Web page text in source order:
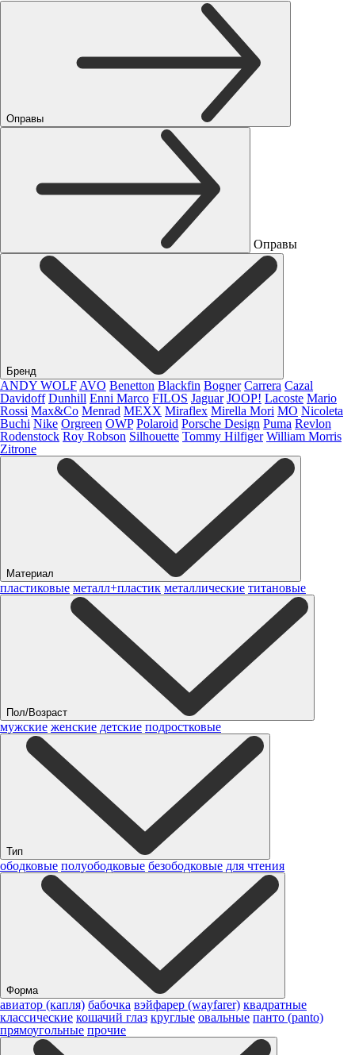
Оправы
Оправы
Бренд
ANDY WOLF AVO Benetton Blackfin Bogner Carrera Cazal
Davidoff Dunhill Enni Marco FILOS Jaguar JOOP! Lacoste Mario
Rossi Max&Co Menrad MEXX Miraflex Mirella Mori MO Nicoleta
Buchi Nike Orgreen OWP Polaroid Porsche Design Puma Revlon
Rodenstock Roy Robson Silhouette Tommy Hilfiger William Morris
Zitrone
Материал
пластиковые металл+пластик металлические титановые
Пол/Возраст
мужские женские детские подростковые
Тип
ободковые полуободковые безободковые для чтения
Форма
авиатор (капля) бабочка вэйфарер (wayfarer) квадратные
классические кошачий глаз круглые овальные панто (panto)
прямоугольные прочие